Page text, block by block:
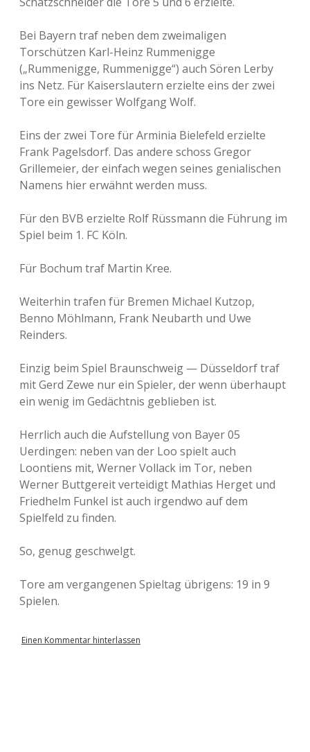
Bei Bayern traf neben dem zweimaligen
Torschützen Karl-Heinz Rummenigge
(„Rummenigge, Rummenigge“) auch Sören Lerby
ins Netz. Für Kaiserslautern erzielte eins der zwei
Tore ein gewisser Wolfgang Wolf.
Eins der zwei Tore für Arminia Bielefeld erzielte
Frank Pagelsdorf. Das andere schoss Gregor
Grillemeier, der einfach wegen seines genialischen
Namens hier erwähnt werden muss.
Für den BVB erzielte Rolf Rüssmann die Führung im
Spiel beim 1. FC Köln.
Für Bochum traf Martin Kree.
Weiterhin trafen für Bremen Michael Kutzop,
Benno Möhlmann, Frank Neubarth und Uwe
Reinders.
Einzig beim Spiel Braunschweig — Düsseldorf traf
mit Gerd Zewe nur ein Spieler, der wenn überhaupt
ein wenig im Gedächtnis geblieben ist.
Herrlich auch die Aufstellung von Bayer 05
Uerdingen: neben van der Loo spielt auch
Loontiens mit, Werner Vollack im Tor, neben
Werner Buttgereit verteidigt Mathias Herget und
Friedhelm Funkel ist auch irgendwo auf dem
Spielfeld zu finden.
So, genug geschwelgt.
Tore am vergangenen Spieltag übrigens: 19 in 9
Spielen.
Einen Kommentar hinterlassen